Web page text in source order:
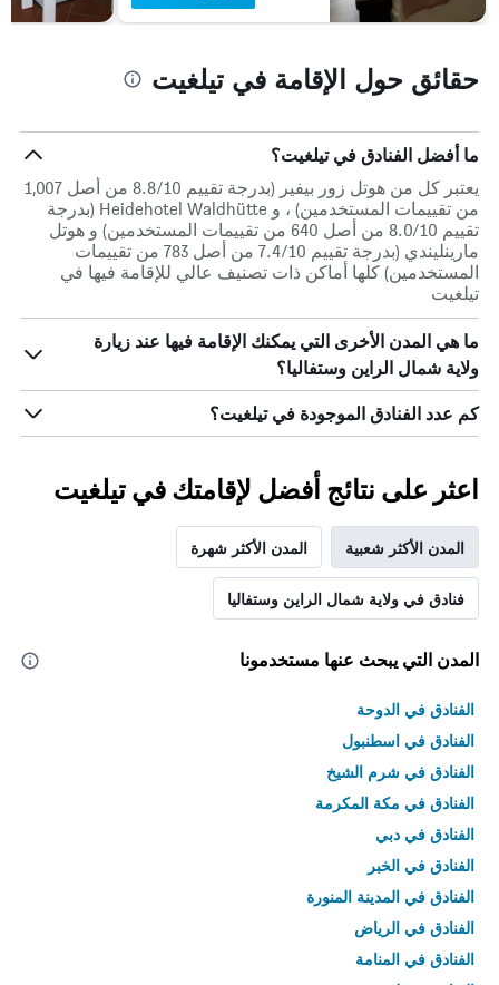
حقائق حول الإقامة في تيلغيت
ما أفضل الفنادق في تيلغيت؟
يعتبر كل من هوتل زور بيفير (بدرجة تقييم 8.8/10 من أصل 1,007
من تقييمات المستخدمين) ، و Heidehotel Waldhütte (بدرجة
تقييم 8.0/10 من أصل 640 من تقييمات المستخدمين) و هوتل
مارينليندي (بدرجة تقييم 7.4/10 من أصل 783 من تقييمات
المستخدمين) كلها أماكن ذات تصنيف عالي للإقامة فيها في
تيلغيت
ما هي المدن الأخرى التي يمكنك الإقامة فيها عند زيارة
ولاية شمال الراين وستفاليا؟
كم عدد الفنادق الموجودة في تيلغيت؟
اعثر على نتائج أفضل لإقامتك في تيلغيت
المدن الأكثر شعبية المدن الأكثر شهرة
فنادق في ولاية شمال الراين وستفاليا
المدن التي يبحث عنها مستخدمونا
الفنادق في الدوحة
الفنادق في اسطنبول
الفنادق في شرم الشيخ
الفنادق في مكة المكرمة
الفنادق في دبي
الفنادق في الخبر
الفنادق في المدينة المنورة
الفنادق في الرياض
الفنادق في المنامة